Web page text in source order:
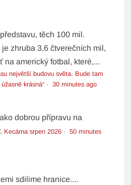
těch 100 mil.
zhruba 3,6 čtverečních mil,
na americký fotbal, které,...
největší budovu světa. Bude tam
krásná“ ·30 minutes ago
dobrou přípravu na
Kecárna srpen 2026 ·50 minutes
sdilime hranice....